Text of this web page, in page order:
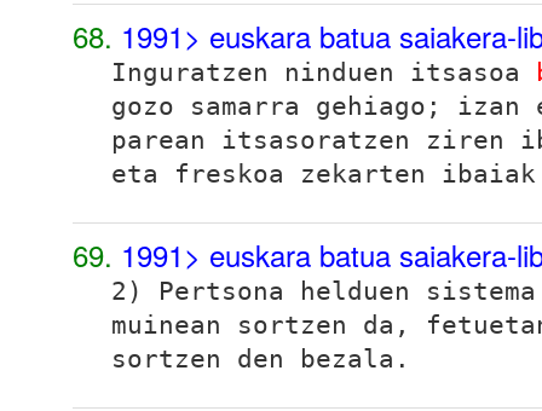
68. 1991> euskara batua saiakera-
Inguratzen ninduen itsasoa
gozo samarra gehiago;
parean itsasoratzen ziren
eta freskoa zekarten
69. 1991> euskara batua saiakera-
2) Pertsona helduen
muinean sortzen da,
sortzen den bezala.